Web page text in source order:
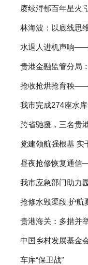
跨省驰援，三名贵
我市应急部门助力
抢修水毁渠段 护航
贵港海关：多措并
车库“保卫战”